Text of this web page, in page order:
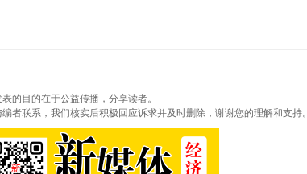
的目的在于公益传播，分享读者。
者联系，我们核实后积极回应诉求并及时删除，谢谢您的理解和支持。